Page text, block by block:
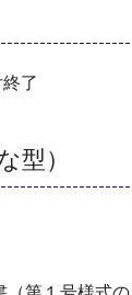
了
型）